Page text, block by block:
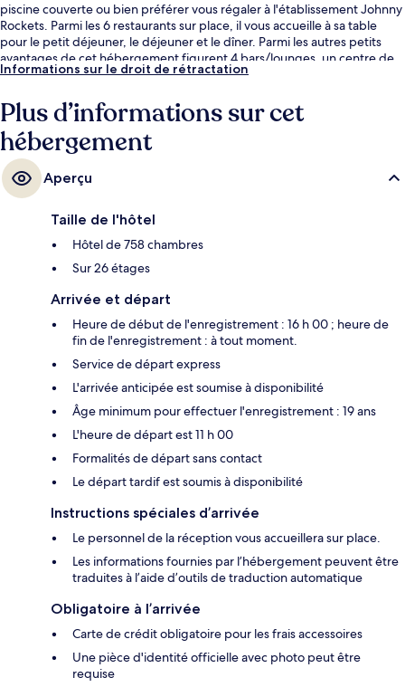
piscine couverte ou bien préférer vous régaler à l'établissement Johnny
Rockets. Parmi les 6 restaurants sur place, il vous accueille à sa table
pour le petit déjeuner, le déjeuner et le dîner. Parmi les autres petits
avantages de cet hébergement figurent 4 bars/lounges, un centre de
remise en forme et un sauna. La literie de qualité et le personnel
Informations sur le droit de rétractation
Plus d’informations sur cet
hébergement
Aperçu
Taille de l'hôtel
Hôtel de 758 chambres
Sur 26 étages
Arrivée et départ
Heure de début de l'enregistrement : 16 h 00 ; heure de
fin de l'enregistrement : à tout moment.
Service de départ express
L'arrivée anticipée est soumise à disponibilité
Âge minimum pour effectuer l'enregistrement : 19 ans
L'heure de départ est 11 h 00
Formalités de départ sans contact
Le départ tardif est soumis à disponibilité
Instructions spéciales d’arrivée
Le personnel de la réception vous accueillera sur place.
Les informations fournies par l’hébergement peuvent être
traduites à l’aide d’outils de traduction automatique
Obligatoire à l’arrivée
Carte de crédit obligatoire pour les frais accessoires
Une pièce d'identité officielle avec photo peut être
requise